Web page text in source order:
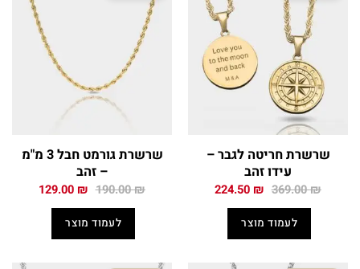
שרשרת חריטה לגבר –
עידו זהב
369.00₪ המחיר
היה:
369.00 ₪.
224.50 ₪ המחיר
לעמוד מוצר
שרשרת גורמט חבל 3 מ"מ
– זהב
190.00₪ המחיר
היה:
190.00 ₪.
129.00 ₪ המחיר
לעמוד מוצר